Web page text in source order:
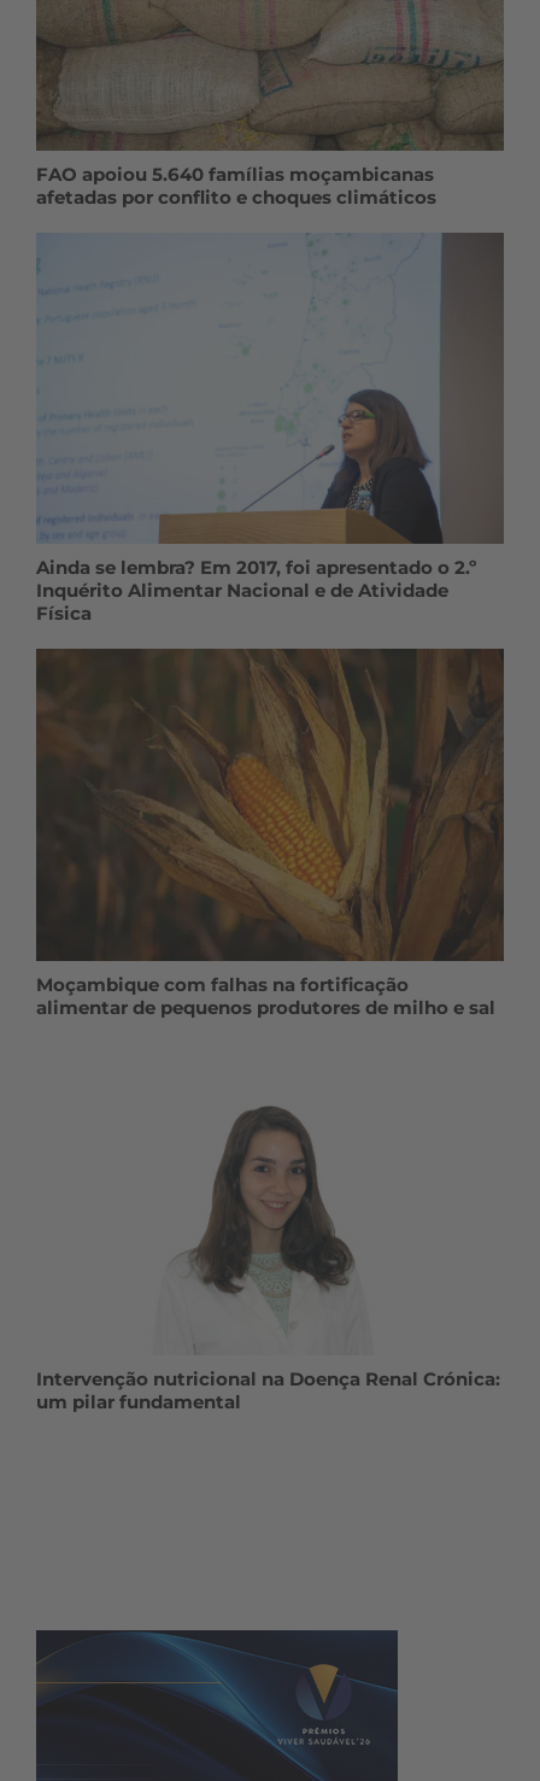
FAO apoiou 5.640 famílias moçambicanas
afetadas por conflito e choques climáticos
Ainda se lembra? Em 2017, foi apresentado o 2.º
Inquérito Alimentar Nacional e de Atividade
Física
Moçambique com falhas na fortificação
alimentar de pequenos produtores de milho e sal
Intervenção nutricional na Doença Renal Crónica:
um pilar fundamental